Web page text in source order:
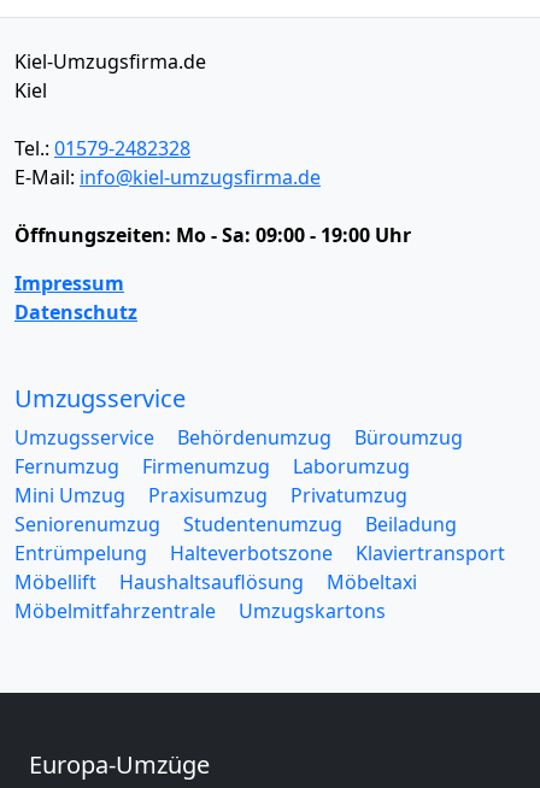
Kiel-Umzugsfirma.de
Kiel
Tel.: 01579-2482328
E-Mail: info@kiel-umzugsfirma.de
Öffnungszeiten: Mo - Sa: 09:00 - 19:00 Uhr
Impressum
Datenschutz
Umzugsservice
Umzugsservice Behördenumzug
Büroumzug
Fernumzug
Firmenumzug
Laborumzug
Mini Umzug
Praxisumzug
Privatumzug
Seniorenumzug
Studentenumzug
Beiladung
Entrümpelung
Halteverbotszone
Klaviertransport
Möbellift
Haushaltsauflösung
Möbeltaxi
Möbelmitfahrzentrale
Umzugskartons
Europa-Umzüge